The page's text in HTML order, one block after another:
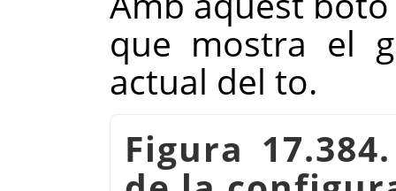
que mostra el
actual del to.
Figura